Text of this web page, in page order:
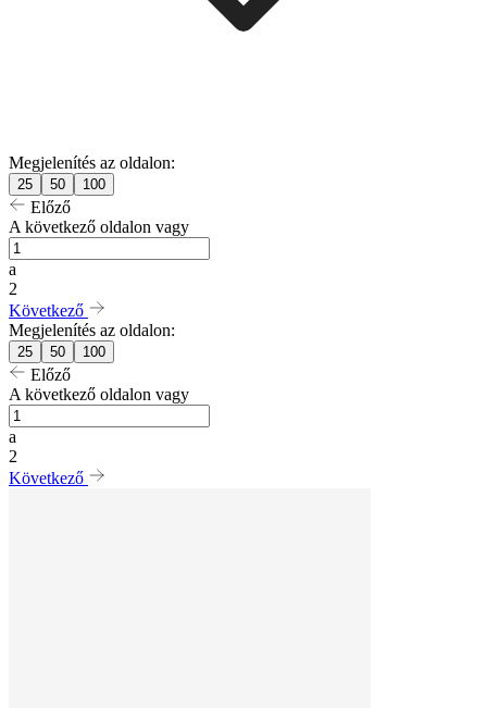
Megjelenítés az oldalon:
25 50 100
Előző
A következő oldalon vagy
a
2
Következő
Megjelenítés az oldalon:
25 50 100
Előző
A következő oldalon vagy
a
2
Következő